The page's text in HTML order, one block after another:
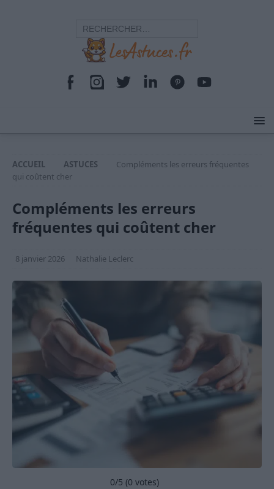
ACCUEIL ASTUCES
Compléments les erreurs fréquentes
qui coûtent cher
Compléments les erreurs
fréquentes qui coûtent cher
8 janvier 2026 Nathalie Leclerc
0/5 (0 votes)